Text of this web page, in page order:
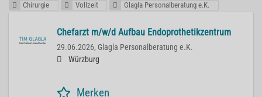
Chirurgie Vollzeit Glagla Personalberatung e.K.
Chefarzt m/w/d Aufbau Endoprothetikzentrum
29.06.2026, Glagla Personalberatung e.K.
Würzburg
Merken